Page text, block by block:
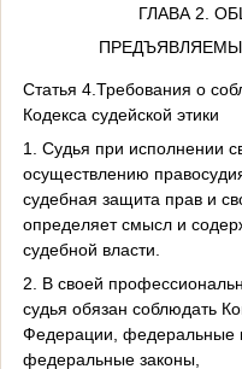
ГЛАВА 2.
Статья 4.Требования о
Кодекса судейской этики
1. Судья при исполнении
осуществлению
судебная защита прав и
определяет смысл и
судебной власти.
2. В своей
судья обязан соблюдать
Федерации, федеральные
федеральные законы,